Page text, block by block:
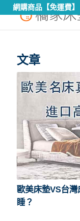
網購商品【免運費】
您現在的位置：
文章
歐美床墊VS台
睡？